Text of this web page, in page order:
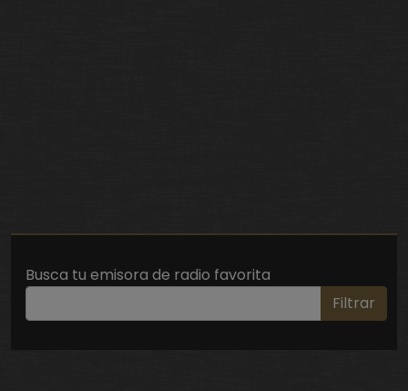
Busca tu emisora de radio favorita
Filtrar